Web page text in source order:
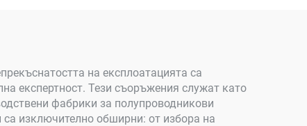
на експлоатацията са
експертност. Тези съоръжения служат като
фабрики за полупроводникови
изключително обширни: от избора на